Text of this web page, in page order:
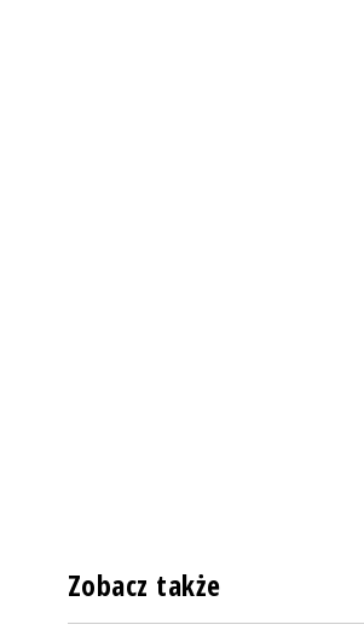
Zobacz także